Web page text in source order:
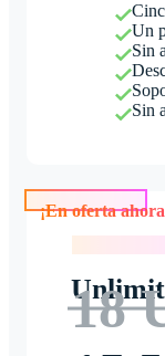
Un
Sin
Sin
18